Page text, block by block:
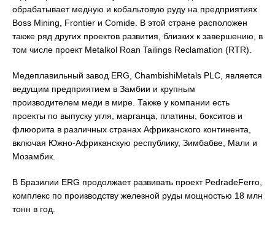
обрабатывает медную и кобальтовую руду на предприятиях
Boss Mining, Frontier и Comide. В этой стране расположен
также ряд других проектов развития, близких к завершению, в
том числе проект Metalkol Roan Tailings Reclamation (RTR).
Медеплавильный завод ERG, ChambishiMetals PLC, является
ведущим предприятием в Замбии и крупным
производителем меди в мире. Также у компании есть
проекты по выпуску угля, марганца, платины, бокситов и
флюорита в различных странах Африканского континента,
включая Южно-Африканскую республику, Зимбабве, Мали и
Мозамбик.
В Бразилии ERG продолжает развивать проект PedradeFerro,
комплекс по производству железной руды мощностью 18 млн
тонн в год.